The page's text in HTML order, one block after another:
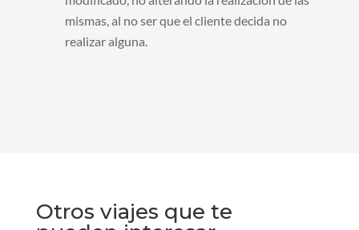
mismas, al no ser que el cliente decida no
realizar alguna.
Otros viajes que te